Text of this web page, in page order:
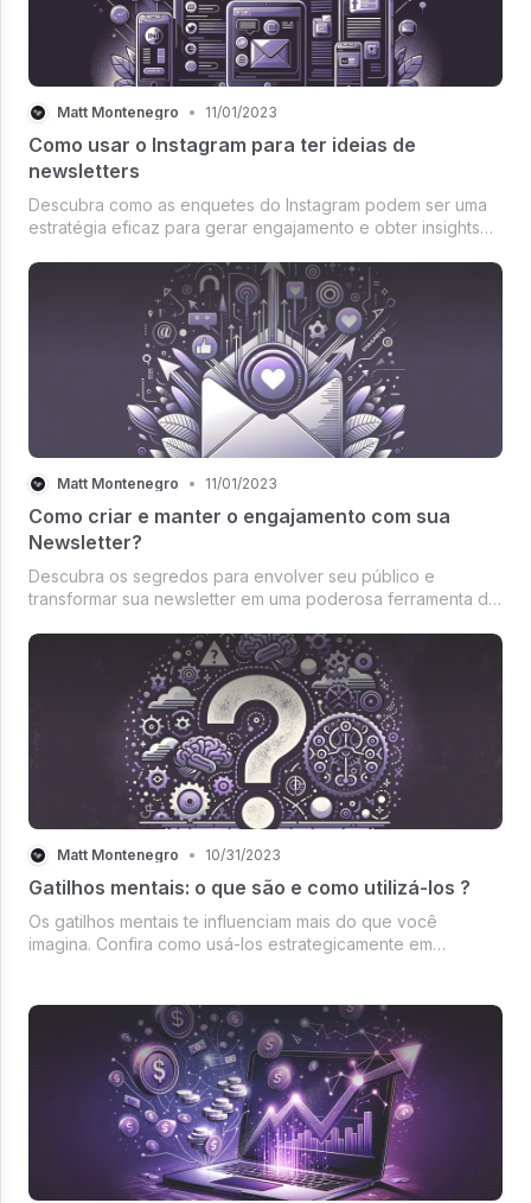
Matt Montenegro • 11/01/2023
Como usar o Instagram para ter ideias de
newsletters
Descubra como as enquetes do Instagram podem ser uma
estratégia eficaz para gerar engajamento e obter insights
Matt Montenegro • 11/01/2023
Como criar e manter o engajamento com sua
Newsletter?
Descubra os segredos para envolver seu público e
transformar sua newsletter em uma poderosa ferramenta de
Matt Montenegro • 10/31/2023
Gatilhos mentais: o que são e como utilizá-los ?
Os gatilhos mentais te influenciam mais do que você
imagina. Confira como usá-los estrategicamente em